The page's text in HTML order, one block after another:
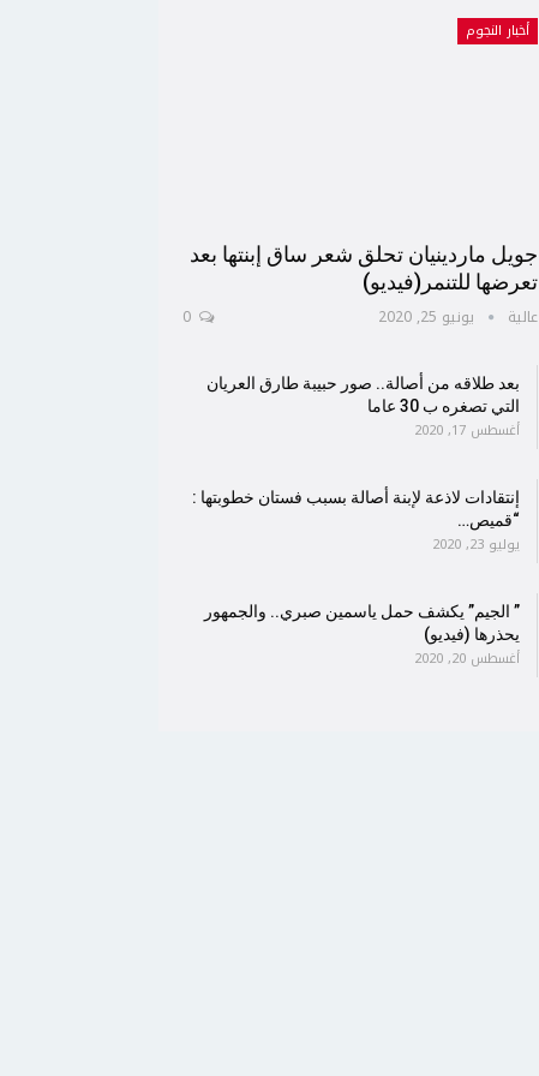
أخبار النجوم
جويل ماردينيان تحلق شعر ساق إبنتها بعد
تعرضها للتنمر(فيديو)
عالية يونيو 25, 2020
بعد طلاقه من أصالة.. صور حبيبة طارق العريان
التي تصغره ب 30 عاما
أغسطس 17, 2020
إنتقادات لاذعة لإبنة أصالة بسبب فستان خطوبتها :
“قميص…
يوليو 23, 2020
” الجيم” يكشف حمل ياسمين صبري.. والجمهور
يحذرها (فيديو)
أغسطس 20, 2020